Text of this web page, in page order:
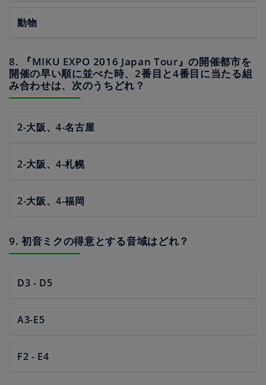
動物
8. 『MIKU EXPO 2016 Japan Tour』の開催都市を
開催の早い順に並べた時、2番目と4番目に当たる組
み合わせは、次のうちどれ？
2-大阪、4-名古屋
2-大阪、4-札幌
2-大阪、4-福岡
9. 初音ミクの得意とする音域はどれ？
D3 - D5
A3-E5
F2 - E4